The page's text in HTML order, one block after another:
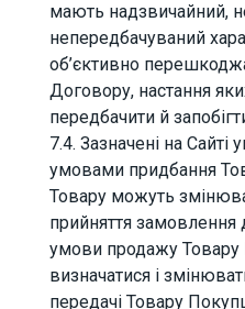
мають надзвичайний,
непередбачуваний
об’єктивно
Договору, настання
передбачити й
7.4. Зазначені на
умовами придбання
Товару можуть
прийняття замовлення
умови продажу
визначатися і
передачі Товару